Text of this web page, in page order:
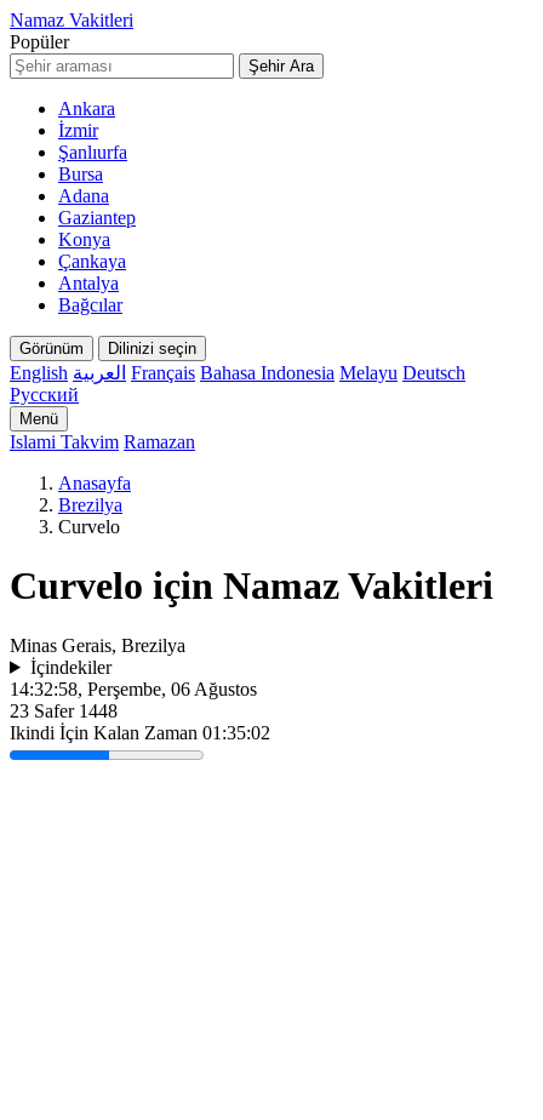
Namaz Vakitleri
Popüler
Şehir Ara
Ankara
İzmir
Şanlıurfa
Bursa
Adana
Gaziantep
Konya
Çankaya
Antalya
Bağcılar
Görünüm Dilinizi seçin
English العربية Français Bahasa Indonesia Melayu Deutsch
Русский
Menü
Islami Takvim Ramazan
Anasayfa
Brezilya
Curvelo
Curvelo için Namaz Vakitleri
Minas Gerais, Brezilya
İçindekiler
14:32:58, Perşembe, 06 Ağustos
23 Safer 1448
Ikindi İçin Kalan Zaman 01:35:02